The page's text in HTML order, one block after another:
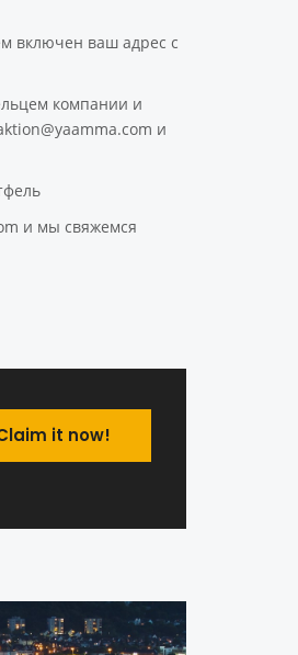
включен ваш адрес с
компании и
и
и мы свяжемся
it now!